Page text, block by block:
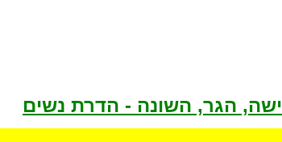
הגר, השונה - הדרת נשים